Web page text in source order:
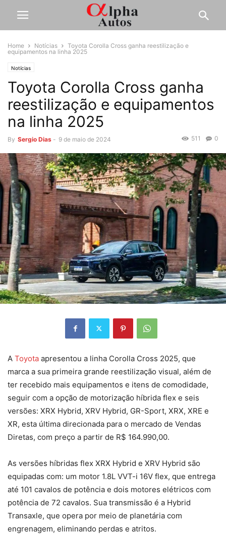
Home Notícias
Toyota Corolla Cross ganha reestilização e
equipamentos na linha 2025
Notícias
Toyota Corolla Cross ganha
reestilização e equipamentos
na linha 2025
By Sergio Dias - 9 de maio de 2024 0
511
A Toyota apresentou a linha Corolla Cross 2025, que
marca a sua primeira grande reestilização visual, além de
ter recebido mais equipamentos e itens de comodidade,
seguir com a opção de motorização híbrida flex e seis
versões: XRX Hybrid, XRV Hybrid, GR-Sport, XRX, XRE e
XR, esta última direcionada para o mercado de Vendas
Diretas, com preço a partir de R$ 164.990,00.
As versões híbridas flex XRX Hybrid e XRV Hybrid são
equipadas com: um motor 1.8L VVT-i 16V flex, que entrega
até 101 cavalos de potência e dois motores elétricos com
potência de 72 cavalos. Sua transmissão é a Hybrid
Transaxle, que opera por meio de planetária com
engrenagem, eliminando perdas e atritos.